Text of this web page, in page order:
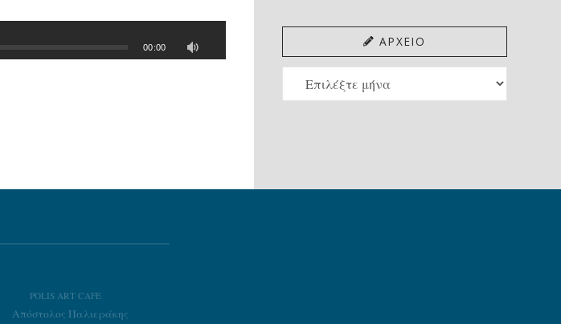
00:00 ΑΡΧΕΙΟ
ΑΡΧΕΙΟ
POLIS ART CAFE
Απόστολος Παλιεράκης